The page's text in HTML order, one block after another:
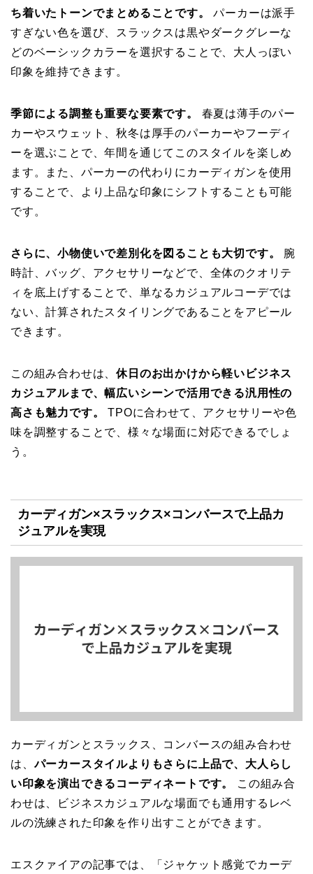
ち着いたトーンでまとめることです。
パーカーは派手
すぎない色を選び、スラックスは黒やダークグレーな
どのベーシックカラーを選択することで、大人っぽい
印象を維持できます。
季節による調整も重要な要素です。
春夏は薄手のパー
カーやスウェット、秋冬は厚手のパーカーやフーディ
ーを選ぶことで、年間を通じてこのスタイルを楽しめ
ます。また、パーカーの代わりにカーディガンを使用
することで、より上品な印象にシフトすることも可能
です。
さらに、小物使いで差別化を図ることも大切です。
腕
時計、バッグ、アクセサリーなどで、全体のクオリテ
ィを底上げすることで、単なるカジュアルコーデでは
ない、計算されたスタイリングであることをアピール
できます。
この組み合わせは、休日のお出かけから軽いビジネス
カジュアルまで、幅広いシーンで活用できる汎用性の
高さも魅力です。
TPOに合わせて、アクセサリーや色
味を調整することで、様々な場面に対応できるでしょ
う。
カーディガン×スラックス×コンバースで上品カ
ジュアルを実現
カーディガンとスラックス、コンバースの組み合わせ
は、パーカースタイルよりもさらに上品で、大人らし
い印象を演出できるコーディネートです。
この組み合
わせは、ビジネスカジュアルな場面でも通用するレベ
ルの洗練された印象を作り出すことができます。
エスクァイアの記事では、「ジャケット感覚でカーデ